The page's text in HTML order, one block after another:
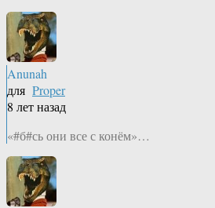
Anunah
для Proper
8 лет назад
«#б#сь они все с конём»…